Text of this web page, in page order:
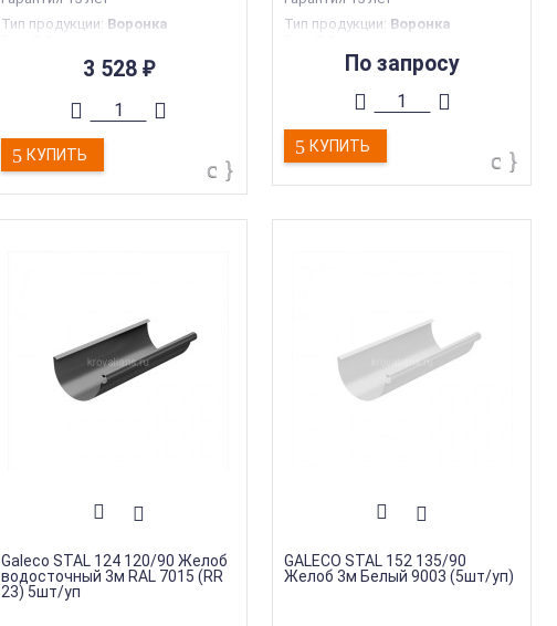
Тип продукции: Воронка
Страна производства:
10 лет
3 528 ₽
КУПИТЬ
Тип продукции: Воронка
Страна производства:Польша
Гарантия: 10 лет
Торговая марка
:Galeco
По запросу
КУПИТЬ
Galeco STAL 124 120/90 Желоб
водосточный 3м RAL 7015 (RR
23) 5шт/уп
GALECO STAL 152 135/90
Желоб 3м Белый 9003 (5шт/уп)